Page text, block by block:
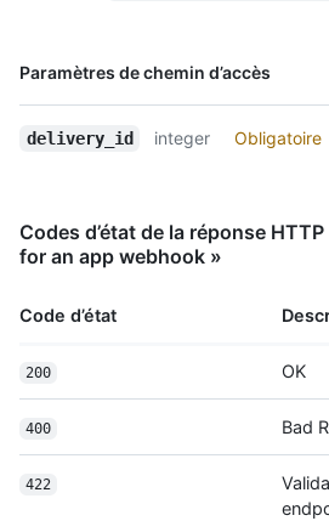
Paramètres de chemin d’accès
Nom, Type,
delivery_id integer Obligatoire
Codes d’état de la réponse
for an app webhook »
Code d’état
200 OK
400 Bad
422